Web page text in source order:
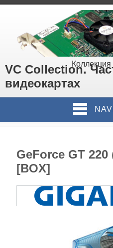
VC Collection.
видеокартах
GeForce GT
[BOX]